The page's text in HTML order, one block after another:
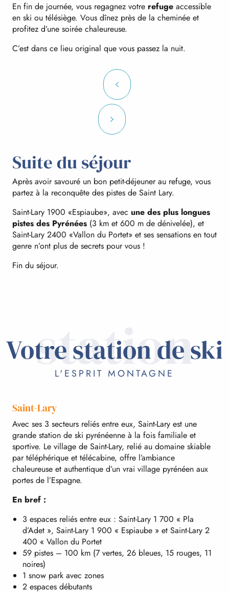
En fin de journée, vous regagnez votre refuge accessible
en ski ou télésiège. Vous dînez près de la cheminée et
profitez d’une soirée chaleureuse.
C’est dans ce lieu original que vous passez la nuit.
Suite du séjour
Après avoir savouré un bon petit-déjeuner au refuge, vous
partez à la reconquête des pistes de Saint Lary.
Saint-Lary 1900 «Espiaube», avec une des plus longues
pistes des Pyrénées (3 km et 600 m de dénivelée), et
Saint-Lary 2400 «Vallon du Portet» et ses sensations en tout
genre n’ont plus de secrets pour vous !
Fin du séjour.
station
Votre station de ski
L'ESPRIT MONTAGNE
Saint-Lary
Avec ses 3 secteurs reliés entre eux, Saint-Lary est une
grande station de ski pyrénéenne à la fois familiale et
sportive. Le village de Saint-Lary, relié au domaine skiable
par téléphérique et télécabine, offre l’ambiance
chaleureuse et authentique d’un vrai village pyrénéen aux
portes de l’Espagne.
En bref :
3 espaces reliés entre eux : Saint-Lary 1 700 « Pla
d’Adet », Saint-Lary 1 900 « Espiaube » et Saint-Lary 2
400 « Vallon du Portet
59 pistes – 100 km (7 vertes, 26 bleues, 15 rouges, 11
noires)
1 snow park avec zones
2 espaces débutants